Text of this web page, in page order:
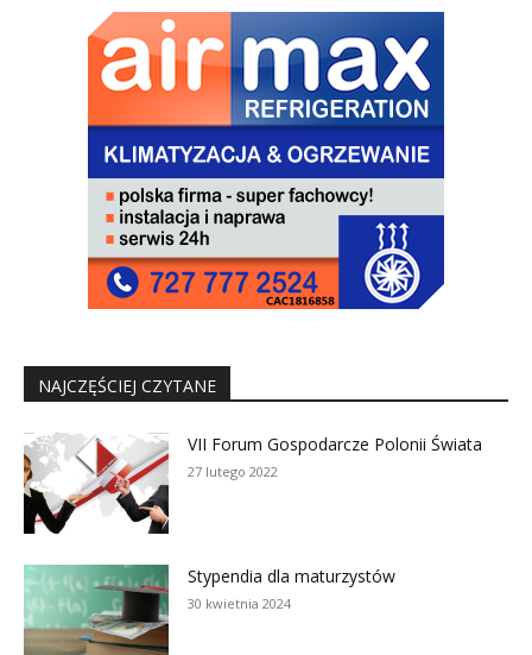
NAJCZĘŚCIEJ CZYTANE
VII Forum Gospodarcze Polonii Świata
27 lutego 2022
Stypendia dla maturzystów
30 kwietnia 2024